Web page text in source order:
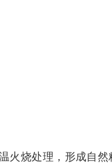
火烧处理，形成自